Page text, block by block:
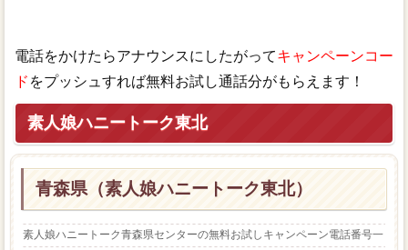
電話をかけたらアナウンスにしたがってキャンペーンコー
ド をプッシュすれば無料お試し通話分がもらえます！
素人娘ハニートーク東北
青森県（素人娘ハニートーク東北）
素人娘ハニートーク青森県センターの無料お試しキャンペーン電話番号一